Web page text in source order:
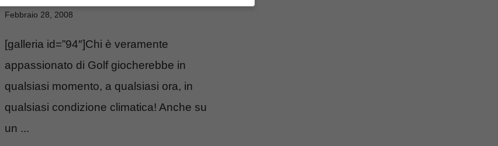
Febbraio 28, 2008
[galleria id=”94″]Chi è veramente
appassionato di Golf giocherebbe in
qualsiasi momento, a qualsiasi ora, in
qualsiasi condizione climatica! Anche su
un ...